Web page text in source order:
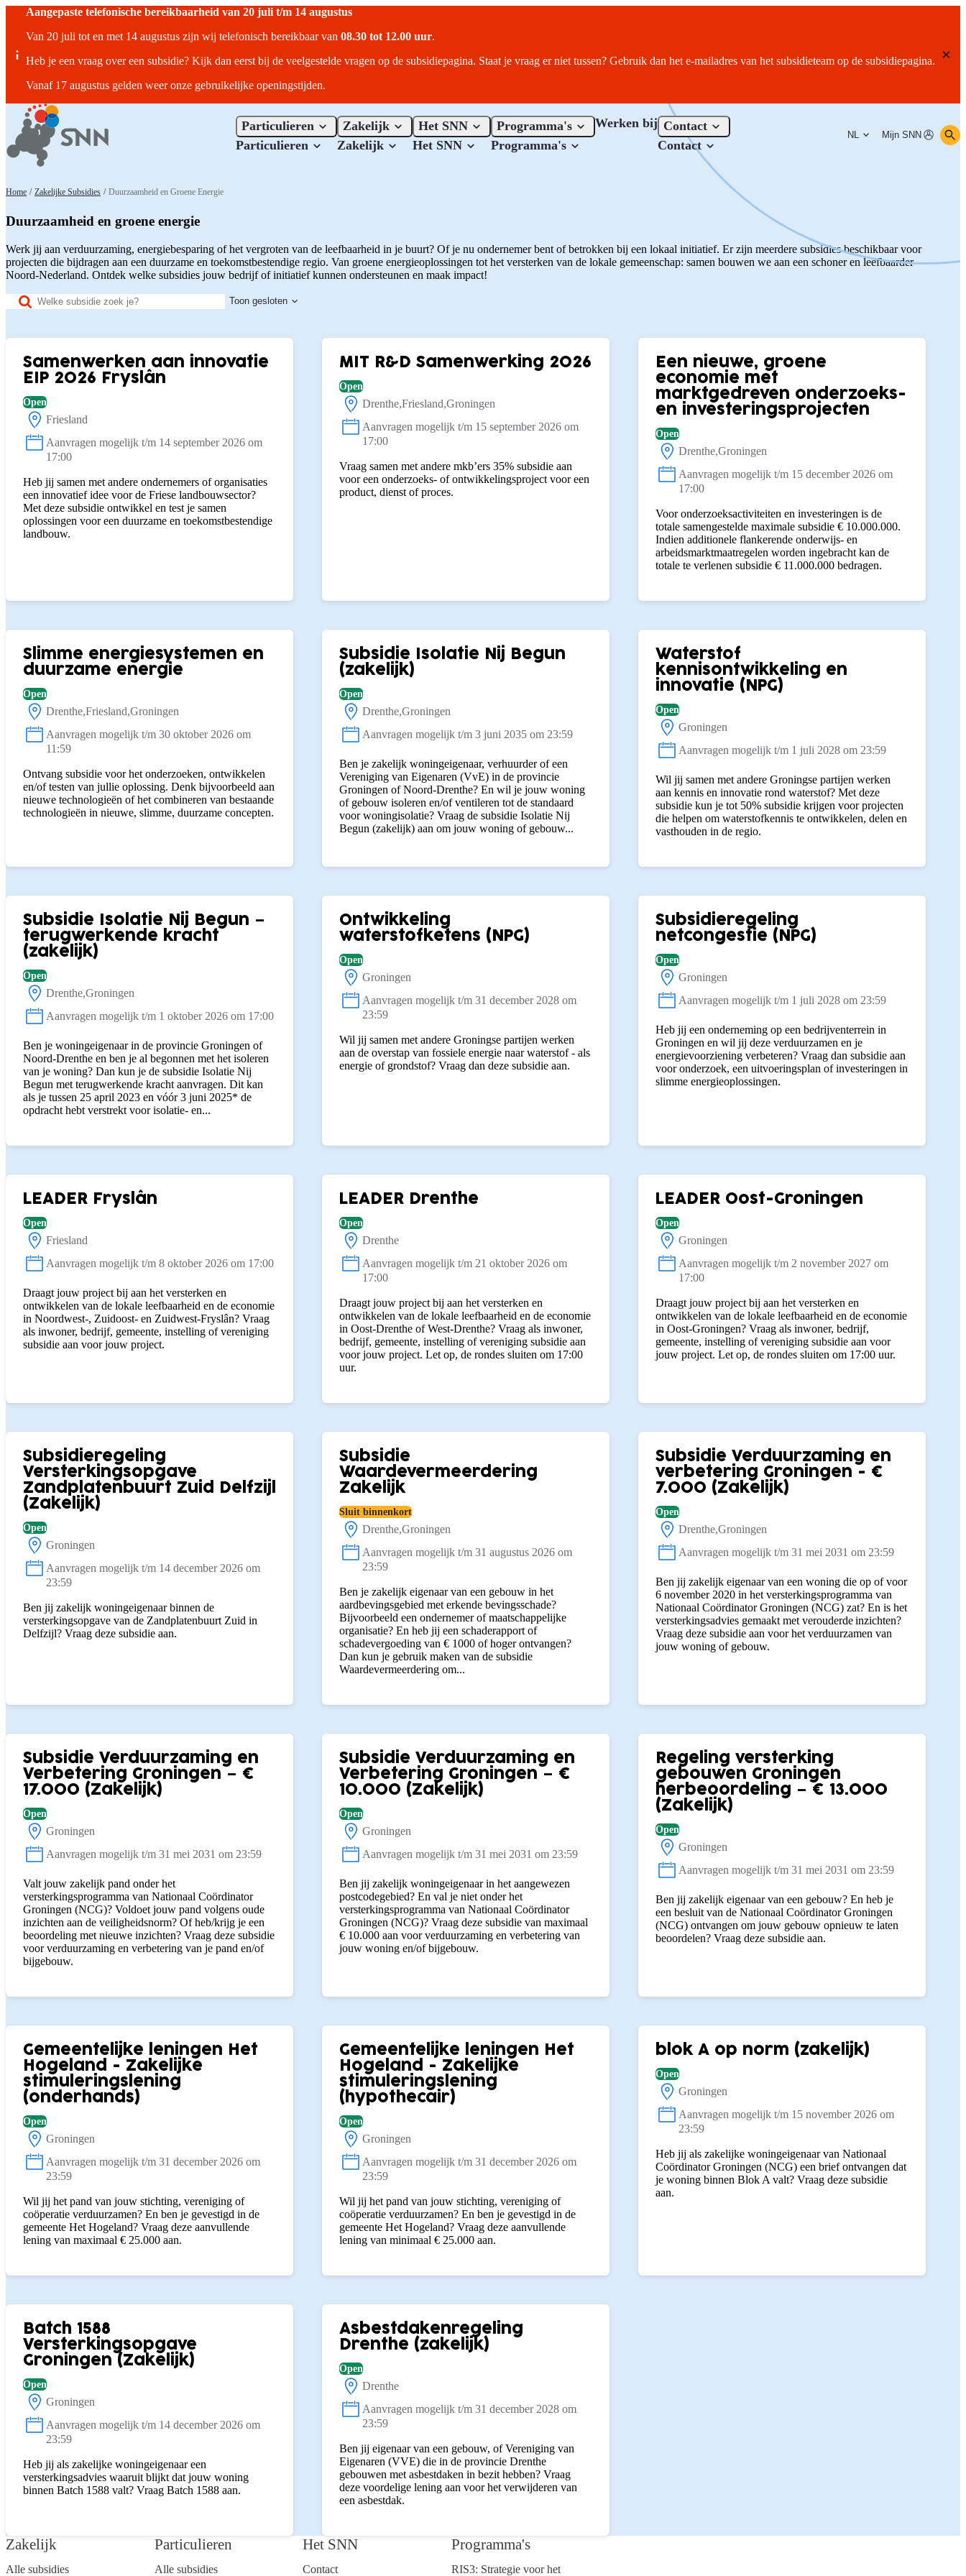
Aangepaste telefonische bereikbaarheid van 20 juli t/m 14 augustus
Van 20 juli tot en met 14 augustus zijn wij telefonisch bereikbaar van 08.30 tot 12.00 uur.
Heb je een vraag over een subsidie? Kijk dan eerst bij de veelgestelde vragen op de subsidiepagina. Staat je vraag er niet tussen? Gebruik dan het e-mailadres van het subsidieteam op de subsidiepagina.
Vanaf 17 augustus gelden weer onze gebruikelijke openingstijden.
Particulieren
Particulieren
Zakelijk
Zakelijk
Het SNN
Het SNN
Programma's
Programma's
Werken bij Contact
Contact
NL Mijn SNN
Home / Zakelijke Subsidies / Duurzaamheid en Groene Energie
Duurzaamheid en groene energie
Werk jij aan verduurzaming, energiebesparing of het vergroten van de leefbaarheid in je buurt? Of je nu ondernemer bent of betrokken bij een lokaal initiatief. Er zijn meerdere subsidies beschikbaar voor
projecten die bijdragen aan een duurzame en toekomstbestendige regio. Van groene energieoplossingen tot het versterken van de lokale gemeenschap: samen bouwen we aan een schoner en leefbaarder
Noord-Nederland. Ontdek welke subsidies jouw bedrijf of initiatief kunnen ondersteunen en maak impact!
Titel(optioneel) Toon gesloten
Subsidies
Samenwerken aan innovatie
EIP 2026 Fryslân
Open
Locatie:
Friesland
Status:
Aanvragen mogelijk t/m 14 september 2026 om
17:00
Heb jij samen met andere ondernemers of organisaties
een innovatief idee voor de Friese landbouwsector?
Met deze subsidie ontwikkel en test je samen
oplossingen voor een duurzame en toekomstbestendige
landbouw.
MIT R&D Samenwerking 2026
Open
Locatie:
Drenthe Friesland Groningen
Status:
Aanvragen mogelijk t/m 15 september 2026 om
17:00
Vraag samen met andere mkb’ers 35% subsidie aan
voor een onderzoeks- of ontwikkelingsproject voor een
product, dienst of proces.
Een nieuwe, groene
economie met
marktgedreven onderzoeks-
en investeringsprojecten
Open
Locatie:
Drenthe Groningen
Status:
Aanvragen mogelijk t/m 15 december 2026 om
17:00
Voor onderzoeksactiviteiten en investeringen is de
totale samengestelde maximale subsidie € 10.000.000.
Indien additionele flankerende onderwijs- en
arbeidsmarktmaatregelen worden ingebracht kan de
totale te verlenen subsidie € 11.000.000 bedragen.
Slimme energiesystemen en
duurzame energie
Open
Locatie:
Drenthe Friesland Groningen
Status:
Aanvragen mogelijk t/m 30 oktober 2026 om
11:59
Ontvang subsidie voor het onderzoeken, ontwikkelen
en/of testen van jullie oplossing. Denk bijvoorbeeld aan
nieuwe technologieën of het combineren van bestaande
technologieën in nieuwe, slimme, duurzame concepten.
Subsidie Isolatie Nij Begun
(zakelijk)
Open
Locatie:
Drenthe Groningen
Status:
Aanvragen mogelijk t/m 3 juni 2035 om 23:59
Ben je zakelijk woningeigenaar, verhuurder of een
Vereniging van Eigenaren (VvE) in de provincie
Groningen of Noord-Drenthe? En wil je jouw woning
of gebouw isoleren en/of ventileren tot de standaard
voor woningisolatie? Vraag de subsidie Isolatie Nij
Begun (zakelijk) aan om jouw woning of gebouw...
Waterstof
kennisontwikkeling en
innovatie (NPG)
Open
Locatie:
Groningen
Status:
Aanvragen mogelijk t/m 1 juli 2028 om 23:59
Wil jij samen met andere Groningse partijen werken
aan kennis en innovatie rond waterstof? Met deze
subsidie kun je tot 50% subsidie krijgen voor projecten
die helpen om waterstofkennis te ontwikkelen, delen en
vasthouden in de regio.
Subsidie Isolatie Nij Begun –
terugwerkende kracht
(zakelijk)
Open
Locatie:
Drenthe Groningen
Status:
Aanvragen mogelijk t/m 1 oktober 2026 om 17:00
Ben je woningeigenaar in de provincie Groningen of
Noord-Drenthe en ben je al begonnen met het isoleren
van je woning? Dan kun je de subsidie Isolatie Nij
Begun met terugwerkende kracht aanvragen. Dit kan
als je tussen 25 april 2023 en vóór 3 juni 2025* de
opdracht hebt verstrekt voor isolatie- en...
Ontwikkeling
waterstofketens (NPG)
Open
Locatie:
Groningen
Status:
Aanvragen mogelijk t/m 31 december 2028 om
23:59
Wil jij samen met andere Groningse partijen werken
aan de overstap van fossiele energie naar waterstof - als
energie of grondstof? Vraag dan deze subsidie aan.
Subsidieregeling
netcongestie (NPG)
Open
Locatie:
Groningen
Status:
Aanvragen mogelijk t/m 1 juli 2028 om 23:59
Heb jij een onderneming op een bedrijventerrein in
Groningen en wil jij deze verduurzamen en je
energievoorziening verbeteren? Vraag dan subsidie aan
voor onderzoek, een uitvoeringsplan of investeringen in
slimme energieoplossingen.
LEADER Fryslân
Open
Locatie:
Friesland
Status:
Aanvragen mogelijk t/m 8 oktober 2026 om 17:00
Draagt jouw project bij aan het versterken en
ontwikkelen van de lokale leefbaarheid en de economie
in Noordwest-, Zuidoost- en Zuidwest-Fryslân? Vraag
als inwoner, bedrijf, gemeente, instelling of vereniging
subsidie aan voor jouw project.
LEADER Drenthe
Open
Locatie:
Drenthe
Status:
Aanvragen mogelijk t/m 21 oktober 2026 om
17:00
Draagt jouw project bij aan het versterken en
ontwikkelen van de lokale leefbaarheid en de economie
in Oost-Drenthe of West-Drenthe? Vraag als inwoner,
bedrijf, gemeente, instelling of vereniging subsidie aan
voor jouw project. Let op, de rondes sluiten om 17:00
uur.
LEADER Oost-Groningen
Open
Locatie:
Groningen
Status:
Aanvragen mogelijk t/m 2 november 2027 om
17:00
Draagt jouw project bij aan het versterken en
ontwikkelen van de lokale leefbaarheid en de economie
in Oost-Groningen? Vraag als inwoner, bedrijf,
gemeente, instelling of vereniging subsidie aan voor
jouw project. Let op, de rondes sluiten om 17:00 uur.
Subsidieregeling
Versterkingsopgave
Zandplatenbuurt Zuid Delfzijl
(Zakelijk)
Open
Locatie:
Groningen
Status:
Aanvragen mogelijk t/m 14 december 2026 om
23:59
Ben jij zakelijk woningeigenaar binnen de
versterkingsopgave van de Zandplatenbuurt Zuid in
Delfzijl? Vraag deze subsidie aan.
Subsidie
Waardevermeerdering
Zakelijk
Sluit binnenkort
Locatie:
Drenthe Groningen
Status:
Aanvragen mogelijk t/m 31 augustus 2026 om
23:59
Ben je zakelijk eigenaar van een gebouw in het
aardbevingsgebied met erkende bevingsschade?
Bijvoorbeeld een ondernemer of maatschappelijke
organisatie? En heb jij een schaderapport of
schadevergoeding van € 1000 of hoger ontvangen?
Dan kun je gebruik maken van de subsidie
Waardevermeerdering om...
Subsidie Verduurzaming en
verbetering Groningen - €
7.000 (Zakelijk)
Open
Locatie:
Drenthe Groningen
Status:
Aanvragen mogelijk t/m 31 mei 2031 om 23:59
Ben jij zakelijk eigenaar van een woning die op of voor
6 november 2020 in het versterkingsprogramma van
Nationaal Coördinator Groningen (NCG) zat? En is het
versterkingsadvies gemaakt met verouderde inzichten?
Vraag deze subsidie aan voor het verduurzamen van
jouw woning of gebouw.
Subsidie Verduurzaming en
Verbetering Groningen – €
17.000 (Zakelijk)
Open
Locatie:
Groningen
Status:
Aanvragen mogelijk t/m 31 mei 2031 om 23:59
Valt jouw zakelijk pand onder het
versterkingsprogramma van Nationaal Coördinator
Groningen (NCG)? Voldoet jouw pand volgens oude
inzichten aan de veiligheidsnorm? Of heb/krijg je een
beoordeling met nieuwe inzichten? Vraag deze subsidie
voor verduurzaming en verbetering van je pand en/of
bijgebouw.
Subsidie Verduurzaming en
Verbetering Groningen – €
10.000 (Zakelijk)
Open
Locatie:
Groningen
Status:
Aanvragen mogelijk t/m 31 mei 2031 om 23:59
Ben jij zakelijk woningeigenaar in het aangewezen
postcodegebied? En val je niet onder het
versterkingsprogramma van Nationaal Coördinator
Groningen (NCG)? Vraag deze subsidie van maximaal
€ 10.000 aan voor verduurzaming en verbetering van
jouw woning en/of bijgebouw.
Regeling versterking
gebouwen Groningen
herbeoordeling – € 13.000
(Zakelijk)
Open
Locatie:
Groningen
Status:
Aanvragen mogelijk t/m 31 mei 2031 om 23:59
Ben jij zakelijk eigenaar van een gebouw? En heb je
een besluit van de Nationaal Coördinator Groningen
(NCG) ontvangen om jouw gebouw opnieuw te laten
beoordelen? Vraag deze subsidie aan.
Gemeentelijke leningen Het
Hogeland - Zakelijke
stimuleringslening
(onderhands)
Open
Locatie:
Groningen
Status:
Aanvragen mogelijk t/m 31 december 2026 om
23:59
Wil jij het pand van jouw stichting, vereniging of
coöperatie verduurzamen? En ben je gevestigd in de
gemeente Het Hogeland? Vraag deze aanvullende
lening van maximaal € 25.000 aan.
Gemeentelijke leningen Het
Hogeland - Zakelijke
stimuleringslening
(hypothecair)
Open
Locatie:
Groningen
Status:
Aanvragen mogelijk t/m 31 december 2026 om
23:59
Wil jij het pand van jouw stichting, vereniging of
coöperatie verduurzamen? En ben je gevestigd in de
gemeente Het Hogeland? Vraag deze aanvullende
lening van minimaal € 25.000 aan.
blok A op norm (zakelijk)
Open
Locatie:
Groningen
Status:
Aanvragen mogelijk t/m 15 november 2026 om
23:59
Heb jij als zakelijke woningeigenaar van Nationaal
Coördinator Groningen (NCG) een brief ontvangen dat
je woning binnen Blok A valt? Vraag deze subsidie
aan.
Batch 1588
Versterkingsopgave
Groningen (Zakelijk)
Open
Locatie:
Groningen
Status:
Aanvragen mogelijk t/m 14 december 2026 om
23:59
Heb jij als zakelijke woningeigenaar een
versterkingsadvies waaruit blijkt dat jouw woning
binnen Batch 1588 valt? Vraag Batch 1588 aan.
Asbestdakenregeling
Drenthe (zakelijk)
Open
Locatie:
Drenthe
Status:
Aanvragen mogelijk t/m 31 december 2028 om
23:59
Ben jij eigenaar van een gebouw, of Vereniging van
Eigenaren (VVE) die in de provincie Drenthe
gebouwen met asbestdaken in bezit hebben? Vraag
deze voordelige lening aan voor het verwijderen van
een asbestdak.
Zakelijk
Alle subsidies
Particulieren
Alle subsidies
Het SNN
Contact
Programma's
RIS3: Strategie voor het